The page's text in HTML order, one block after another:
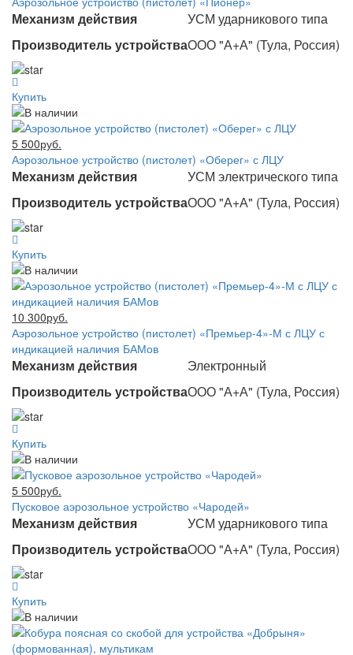
Механизм действия
УСМ ударникового типа
Производитель устройстваООО "А+А" (Тула, Россия)
Купить
5 500руб.
Аэрозольное устройство (пистолет) «Оберег» с ЛЦУ
Механизм действия
УСМ электрического типа
Производитель устройстваООО "А+А" (Тула, Россия)
Купить
10 300руб.
Аэрозольное устройство (пистолет) «Премьер-4»-М с ЛЦУ с
индикацией наличия БАМов
Механизм действия
Электронный
Производитель устройстваООО "А+А" (Тула, Россия)
Купить
5 500руб.
Пусковое аэрозольное устройство «Чародей»
Механизм действия
УСМ ударникового типа
Производитель устройстваООО "А+А" (Тула, Россия)
Купить